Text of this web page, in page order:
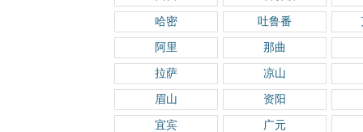
哈密 吐鲁番
阿里 那曲
拉萨 凉山
眉山 资阳
宜宾 广元